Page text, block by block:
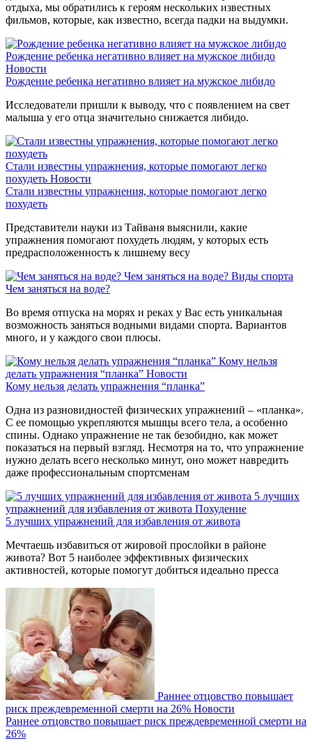
отдыха, мы обратились к героям нескольких известных
фильмов, которые, как известно, всегда падки на выдумки.
Рождение ребенка негативно влияет на мужское либидо
Новости
Рождение ребенка негативно влияет на мужское либидо
Исследователи пришли к выводу, что с появлением на свет
малыша у его отца значительно снижается либидо.
Стали известны упражнения, которые помогают легко
похудеть Новости
Стали известны упражнения, которые помогают легко
похудеть
Представители науки из Тайваня выяснили, какие
упражнения помогают похудеть людям, у которых есть
предрасположенность к лишнему весу
Чем заняться на воде? Виды спорта
Чем заняться на воде?
Во время отпуска на морях и реках у Вас есть уникальная
возможность заняться водными видами спорта. Вариантов
много, и у каждого свои плюсы.
Кому нельзя
делать упражнения “планка” Новости
Кому нельзя делать упражнения “планка”
Одна из разновидностей физических упражнений – «планка».
С ее помощью укрепляются мышцы всего тела, а особенно
спины. Однако упражнение не так безобидно, как может
показаться на первый взгляд. Несмотря на то, что упражнение
нужно делать всего несколько минут, оно может навредить
даже профессиональным спортсменам
5 лучших
упражнений для избавления от живота Похудение
5 лучших упражнений для избавления от живота
Мечтаешь избавиться от жировой прослойки в районе
живота? Вот 5 наиболее эффективных физических
активностей, которые помогут добиться идеально пресса
Раннее отцовство повышает
риск преждевременной смерти на 26% Новости
Раннее отцовство повышает риск преждевременной смерти на
26%